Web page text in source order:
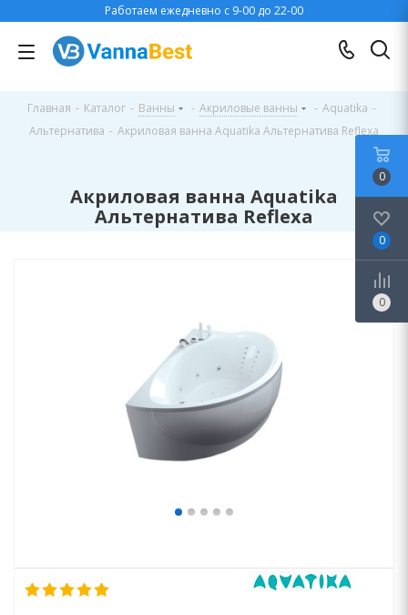
Работаем ежедневно с 9-00 до 22-00
Главная - Каталог - Ванны - Акриловые ванны - Aquatika -
Альтернатива - Акриловая ванна Aquatika Альтернатива Reflexa
Акриловая ванна Aquatika
Альтернатива Reflexa
0
0
0